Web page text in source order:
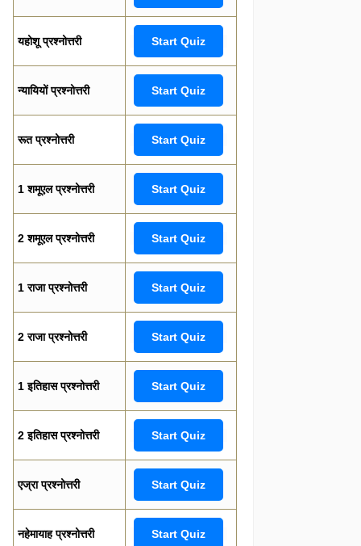
यहोशू प्रश्नोत्तरी Start Quiz
न्यायियों प्रश्नोत्तरी Start Quiz
रूत प्रश्नोत्तरी Start Quiz
1 शमूएल प्रश्नोत्तरी Start Quiz
2 शमूएल प्रश्नोत्तरी Start Quiz
1 राजा प्रश्नोत्तरी Start Quiz
2 राजा प्रश्नोत्तरी Start Quiz
1 इतिहास प्रश्नोत्तरी Start Quiz
2 इतिहास प्रश्नोत्तरी Start Quiz
एज्रा प्रश्नोत्तरी Start Quiz
नहेमायाह प्रश्नोत्तरी Start Quiz